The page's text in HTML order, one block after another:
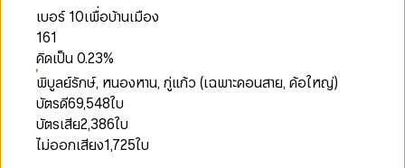
เบอร์ 10เพื่อบ้านเมือง
161
คิดเป็น0.23%
พิบูลย์รักษ์, หนองหาน, กู่แก้ว (เฉพาะคอนสาย, ค้อใหญ่)
บัตรดี69,548ใบ
บัตรเสีย2,386ใบ
ไม่ออกเสียง1,725ใบ